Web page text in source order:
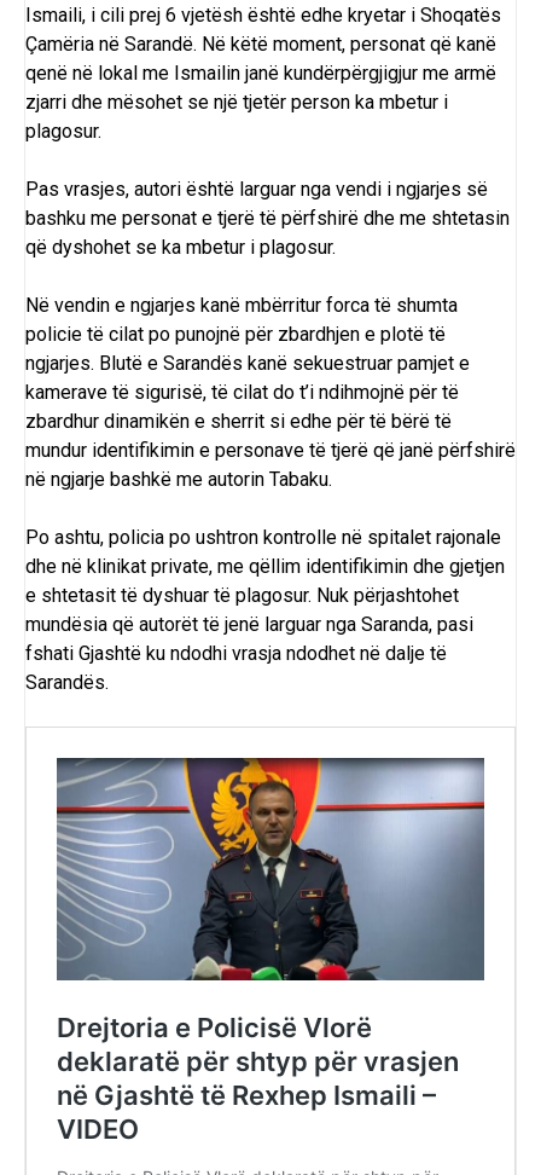
Ismaili, i cili prej 6 vjetësh është edhe kryetar i Shoqatës
Çamëria në Sarandë. Në këtë moment, personat që kanë
qenë në lokal me Ismailin janë kundërpërgjigjur me armë
zjarri dhe mësohet se një tjetër person ka mbetur i
plagosur.
Pas vrasjes, autori është larguar nga vendi i ngjarjes së
bashku me personat e tjerë të përfshirë dhe me shtetasin
që dyshohet se ka mbetur i plagosur.
Në vendin e ngjarjes kanë mbërritur forca të shumta
policie të cilat po punojnë për zbardhjen e plotë të
ngjarjes. Blutë e Sarandës kanë sekuestruar pamjet e
kamerave të sigurisë, të cilat do t’i ndihmojnë për të
zbardhur dinamikën e sherrit si edhe për të bërë të
mundur identifikimin e personave të tjerë që janë përfshirë
në ngjarje bashkë me autorin Tabaku.
Po ashtu, policia po ushtron kontrolle në spitalet rajonale
dhe në klinikat private, me qëllim identifikimin dhe gjetjen
e shtetasit të dyshuar të plagosur. Nuk përjashtohet
mundësia që autorët të jenë larguar nga Saranda, pasi
fshati Gjashtë ku ndodhi vrasja ndodhet në dalje të
Sarandës.